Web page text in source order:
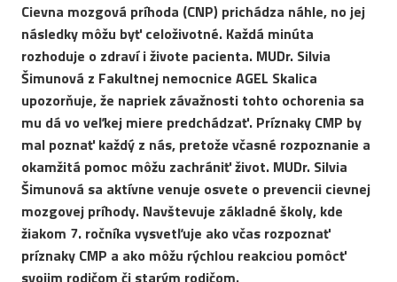
Cievna mozgová príhoda (CNP) prichádza náhle, no jej
následky môžu byť celoživotné. Každá minúta
rozhoduje o zdraví i živote pacienta. MUDr. Silvia
Šimunová z Fakultnej nemocnice AGEL Skalica
upozorňuje, že napriek závažnosti tohto ochorenia sa
mu dá vo veľkej miere predchádzať. Príznaky CMP by
mal poznať každý z nás, pretože včasné rozpoznanie a
okamžitá pomoc môžu zachrániť život. MUDr. Silvia
Šimunová sa aktívne venuje osvete o prevencii cievnej
mozgovej príhody. Navštevuje základné školy, kde
žiakom 7. ročníka vysvetľuje ako včas rozpoznať
príznaky CMP a ako môžu rýchlou reakciou pomôcť
svojim rodičom či starým rodičom.